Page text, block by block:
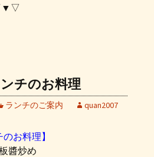
チのお料理
ランチのご案内 quan2007
お料理】
醬炒め